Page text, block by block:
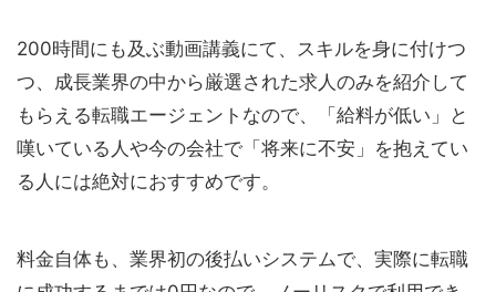
200時間にも及ぶ動画講義にて、スキルを身に付けつ
つ、成長業界の中から厳選された求人のみを紹介して
もらえる転職エージェントなので、「給料が低い」と
嘆いている人や今の会社で「将来に不安」を抱えてい
る人には絶対におすすめです。
料金自体も、業界初の後払いシステムで、実際に転職